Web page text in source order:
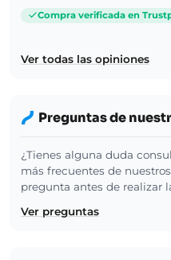
Compra verificada en
Ver todas las opiniones
Preguntas de
¿Tienes alguna duda
más frecuentes de
pregunta antes de realizar
Ver preguntas